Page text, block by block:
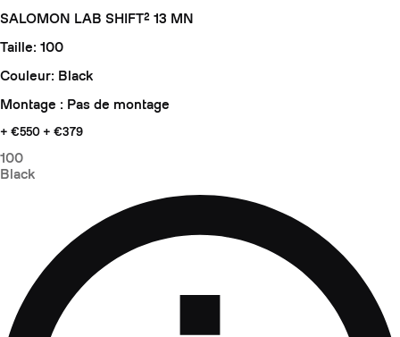
SALOMON LAB SHIFT² 13 MN
Taille: 100
Couleur: Black
Montage : Pas de montage
+ €550 + €379
100
Black